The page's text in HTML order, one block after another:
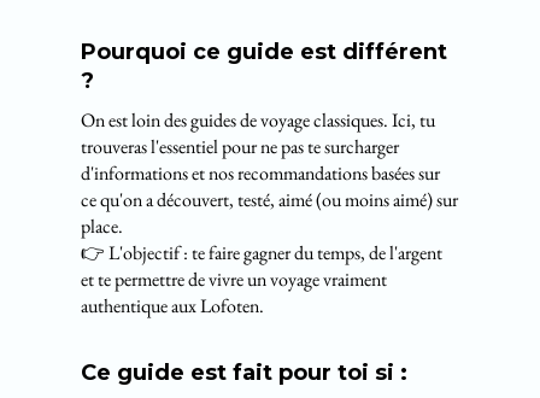
Pourquoi ce guide est différent
?
On est loin des guides de voyage classiques. Ici, tu
trouveras l'essentiel pour ne pas te surcharger
d'informations et nos recommandations basées sur
ce qu'on a découvert, testé, aimé (ou moins aimé) sur
place.
👉 L'objectif : te faire gagner du temps, de l'argent
et te permettre de vivre un voyage vraiment
authentique aux Lofoten.
Ce guide est fait pour toi si :